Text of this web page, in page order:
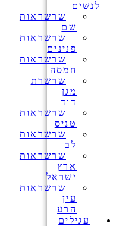
לנשים
שרשראות
שם
שרשראות
פנינים
שרשראות
חמסה
שרשרת
מגן
דוד
שרשראות
טניס
שרשראות
לב
שרשראות
ארץ
ישראל
שרשראות
עין
הרע
עגילים